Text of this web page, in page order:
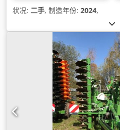
状况: 二手, 制造年份: 2024,